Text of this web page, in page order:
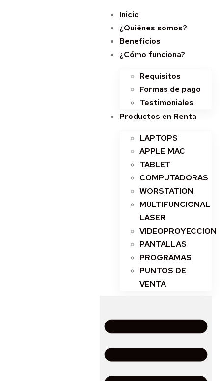
Inicio
¿Quiénes somos?
Beneficios
¿Cómo funciona?
Requisitos
Formas de pago
Testimoniales
Productos en Renta
LAPTOPS
APPLE MAC
TABLET
COMPUTADORAS
WORSTATION
MULTIFUNCIONAL
LASER
VIDEOPROYECCION
PANTALLAS
PROGRAMAS
PUNTOS DE
VENTA